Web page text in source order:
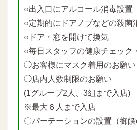
○出入口にアルコール消毒設置
○定期的にドアノブなどの殺菌
○ドア・窓を開けて換気
○毎日スタッフの健康チェック
◯お客様にマスク着用のお願い
◯店内人数制限のお願い
(1グループ2人、3組まで入店)
※最大６人まで入店
〇パーテーションの設置（御饌